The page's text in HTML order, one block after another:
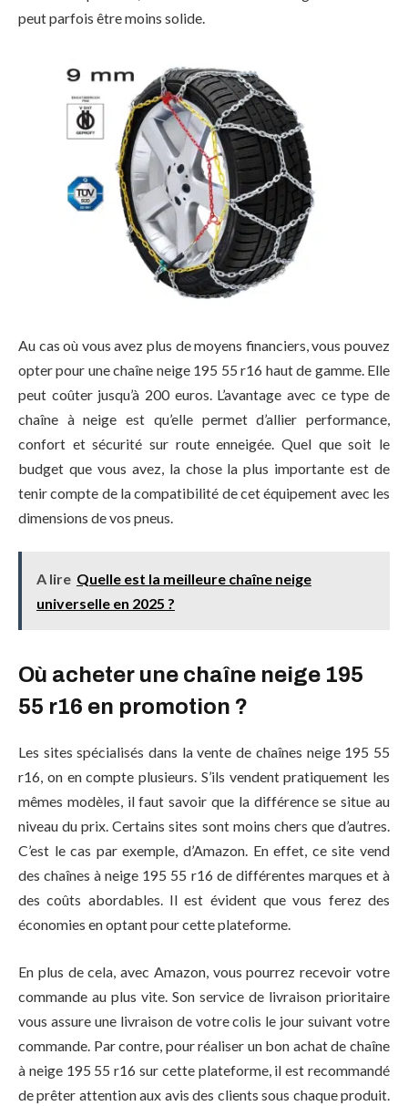
peut parfois être moins solide.
Au cas où vous avez plus de moyens financiers, vous pouvez
opter pour une chaîne neige 195 55 r16 haut de gamme. Elle
peut coûter jusqu’à 200 euros. L’avantage avec ce type de
chaîne à neige est qu’elle permet d’allier performance,
confort et sécurité sur route enneigée. Quel que soit le
budget que vous avez, la chose la plus importante est de
tenir compte de la compatibilité de cet équipement avec les
dimensions de vos pneus.
A lire Quelle est la meilleure chaîne neige
universelle en 2025 ?
Où acheter une chaîne neige 195
55 r16 en promotion ?
Les sites spécialisés dans la vente de chaînes neige 195 55
r16, on en compte plusieurs. S’ils vendent pratiquement les
mêmes modèles, il faut savoir que la différence se situe au
niveau du prix. Certains sites sont moins chers que d’autres.
C’est le cas par exemple, d’Amazon. En effet, ce site vend
des chaînes à neige 195 55 r16 de différentes marques et à
des coûts abordables. Il est évident que vous ferez des
économies en optant pour cette plateforme.
En plus de cela, avec Amazon, vous pourrez recevoir votre
commande au plus vite. Son service de livraison prioritaire
vous assure une livraison de votre colis le jour suivant votre
commande. Par contre, pour réaliser un bon achat de chaîne
à neige 195 55 r16 sur cette plateforme, il est recommandé
de prêter attention aux avis des clients sous chaque produit.